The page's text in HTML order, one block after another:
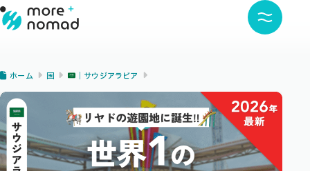
ホーム 国 ｜サウジアラビア